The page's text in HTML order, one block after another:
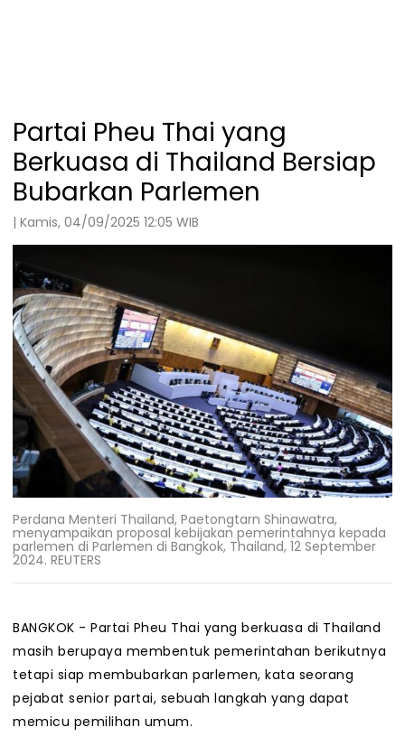
Partai Pheu Thai yang
Berkuasa di Thailand Bersiap
Bubarkan Parlemen
| Kamis, 04/09/2025 12:05 WIB
Perdana Menteri Thailand, Paetongtarn Shinawatra,
menyampaikan proposal kebijakan pemerintahnya kepada
parlemen di Parlemen di Bangkok, Thailand, 12 September
2024. REUTERS
BANGKOK - Partai Pheu Thai yang berkuasa di Thailand
masih berupaya membentuk pemerintahan berikutnya
tetapi siap membubarkan parlemen, kata seorang
pejabat senior partai, sebuah langkah yang dapat
memicu pemilihan umum.